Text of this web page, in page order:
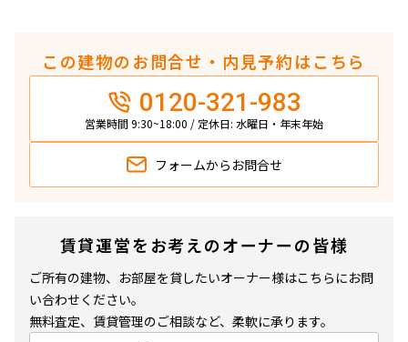
この建物のお問合せ・内見予約はこちら
0120-321-983
営業時間 9:30~18:00 / 定休日: 水曜日・年末年始
フォームから お問合せ
賃貸運営をお考えのオーナーの皆様
ご所有の建物、お部屋を貸したいオーナー様はこちらにお問
い合わせください。
無料査定、賃貸管理のご相談など、柔軟に承ります。